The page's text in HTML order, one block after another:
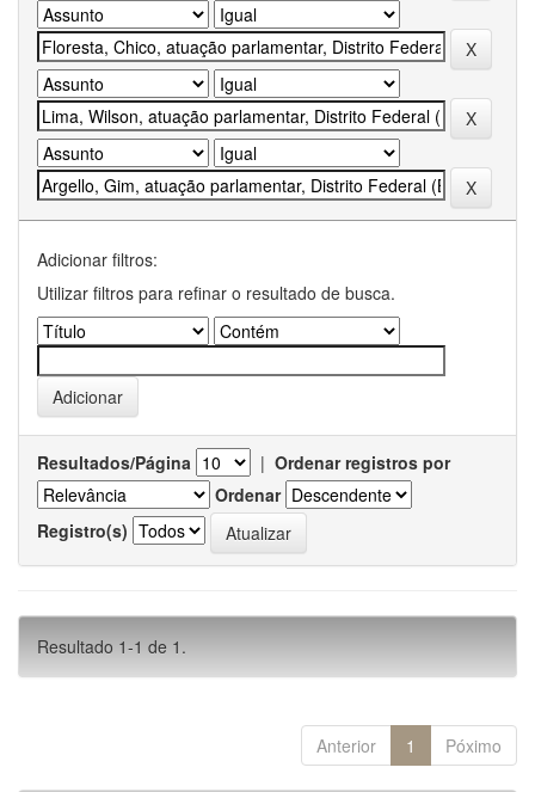
Adicionar filtros:
Utilizar filtros para refinar o resultado de busca.
Resultados/Página | Ordenar registros por
Ordenar
Registro(s)
Resultado 1-1 de 1.
Anterior 1 Póximo